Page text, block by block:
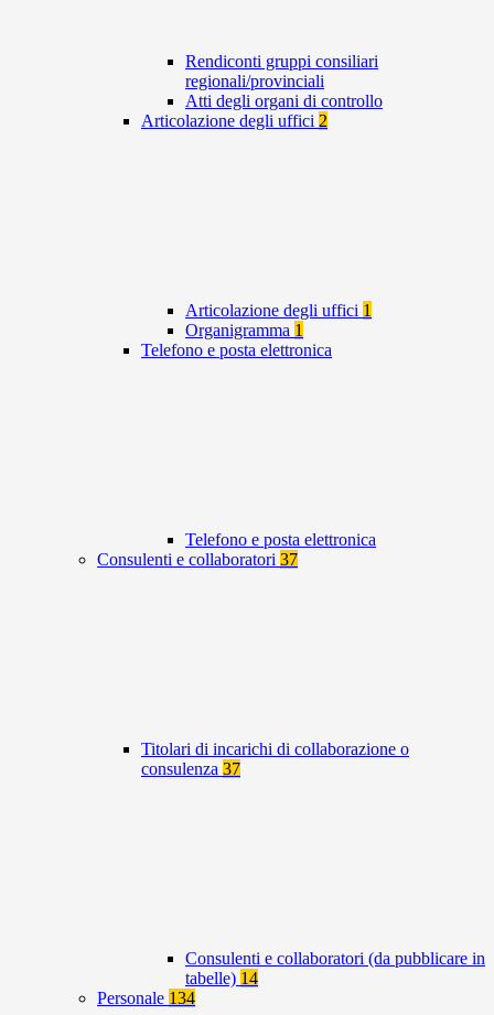
Rendiconti gruppi consiliari
regionali/provinciali
Atti degli organi di controllo
Articolazione degli uffici 2
Articolazione degli uffici 1
Organigramma 1
Telefono e posta elettronica
Telefono e posta elettronica
Consulenti e collaboratori 37
Titolari di incarichi di collaborazione o
consulenza 37
Consulenti e collaboratori (da pubblicare in
tabelle) 14
Personale 134